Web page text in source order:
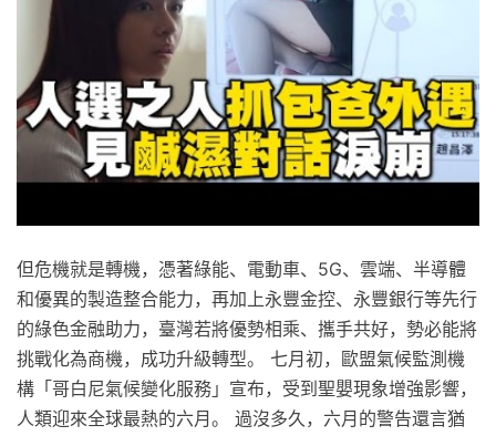
但危機就是轉機，憑著綠能、電動車、5G、雲端、半導體
和優異的製造整合能力，再加上永豐金控、永豐銀行等先行
的綠色金融助力，臺灣若將優勢相乘、攜手共好，勢必能將
挑戰化為商機，成功升級轉型。 七月初，歐盟氣候監測機
構「哥白尼氣候變化服務」宣布，受到聖嬰現象增強影響，
人類迎來全球最熱的六月。 過沒多久，六月的警告還言猶